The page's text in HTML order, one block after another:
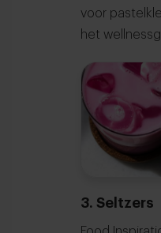
voor
het
3. Seltzers